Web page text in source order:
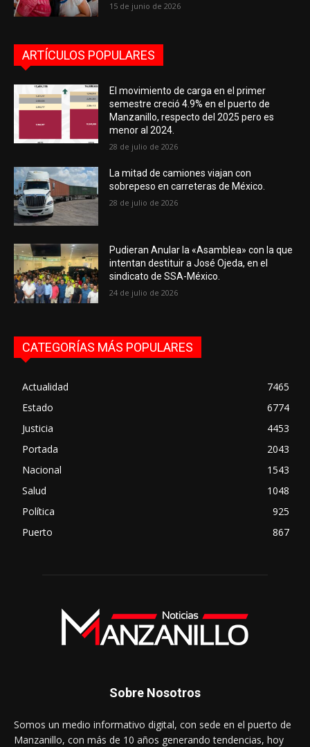
15 de junio de 2026
ARTÍCULOS POPULARES
El movimiento de carga en el primer
semestre creció 4.9% en el puerto de
Manzanillo, respecto del 2025 pero es
menor al 2024.
28 de julio de 2026
La mitad de camiones viajan con
sobrepeso en carreteras de México.
28 de julio de 2026
Pudieran Anular la «Asamblea» con la que
intentan destituir a José Ojeda, en el
sindicato de SSA-México.
24 de julio de 2026
CATEGORÍAS MÁS POPULARES
Actualidad
7465
Estado
6774
Justicia
4453
Portada
2043
Nacional
1543
Salud
1048
Política
925
Puerto
867
Sobre Nosotros
Somos un medio informativo digital, con sede en el puerto de
Manzanillo, con más de 10 años generando tendencias, hoy